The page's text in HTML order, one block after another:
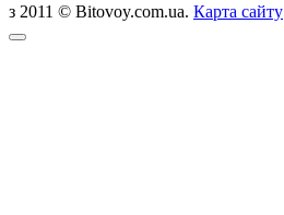
з 2011 © Bitovoy.com.ua. Карта сайту